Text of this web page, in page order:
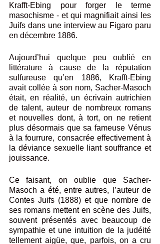
Krafft-Ebing pour forger le terme
masochisme - et qui magnifiait ainsi les
Juifs dans une interview au Figaro paru
en décembre 1886.
Aujourd’hui quelque peu oublié en
littérature à cause de la réputation
sulfureuse qu’en 1886, Krafft-Ebing
avait collée à son nom, Sacher-Masoch
était, en réalité, un écrivain autrichien
de talent, auteur de nombreux romans
et nouvelles dont, à tort, on ne retient
plus désormais que sa fameuse Vénus
à la fourrure, consacrée effectivement à
la déviance sexuelle liant souffrance et
jouissance.
Ce faisant, on oublie que Sacher-
Masoch a été, entre autres, l’auteur de
Contes Juifs (1888) et que nombre de
ses romans mettent en scène des Juifs,
souvent présentés avec beaucoup de
sympathie et une intuition de la judéité
tellement aigüe, que, parfois, on a cru